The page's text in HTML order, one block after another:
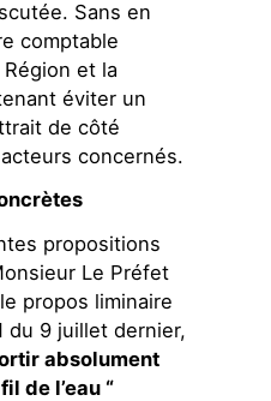
Sans en
comptable
Région et la
éviter un
de côté
concernés.
propositions
Le Préfet
propos liminaire
du 9 juillet dernier,
absolument
de l’eau “